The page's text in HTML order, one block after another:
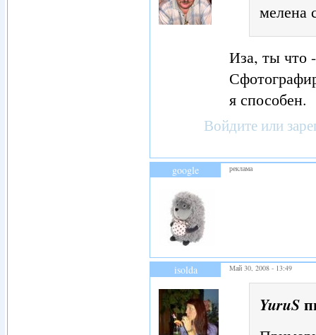
мелена
Иза, ты что
я способен.
Войдите или
google реклама
isolda Май 30, 2008 - 13:49
YuruS